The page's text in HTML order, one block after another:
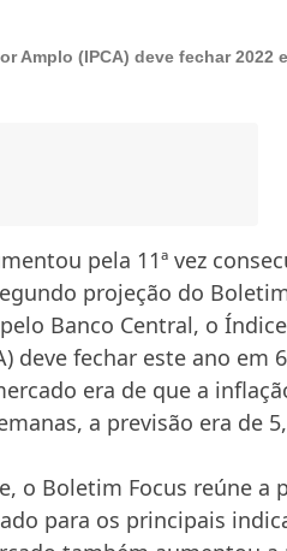
Amplo (IPCA) deve fechar 2022
pela 11ª vez
projeção do
Banco Central, o
deve fechar este ano em
era de que a
a previsão era de
o Boletim Focus reúne a
para os principais